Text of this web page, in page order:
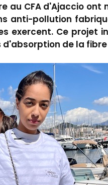
au CFA d'Ajaccio ont
anti-pollution
exercent. Ce projet
de la